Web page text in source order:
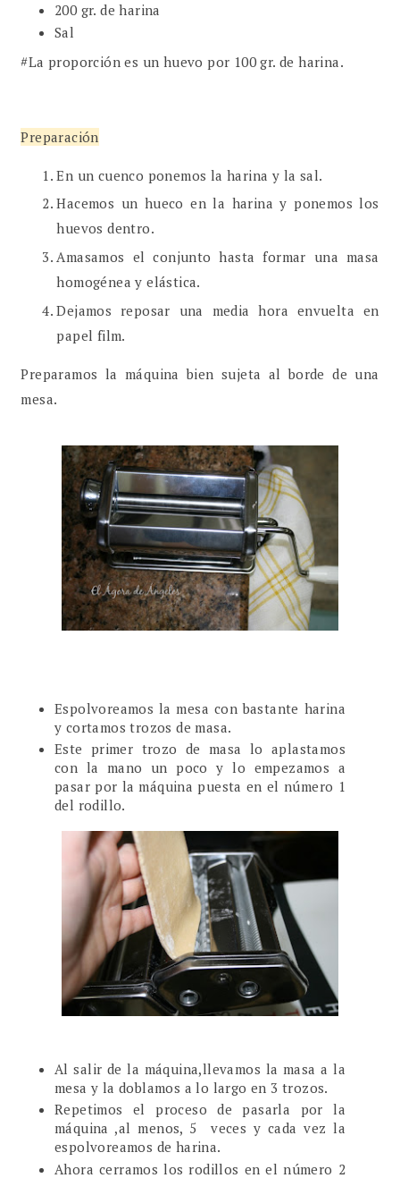
200 gr. de harina
Sal
#La proporción es un huevo por 100 gr. de harina.
Preparación
En un cuenco ponemos la harina y la sal.
Hacemos un hueco en la harina y ponemos los
huevos dentro.
Amasamos el conjunto hasta formar una masa
homogénea y elástica.
Dejamos reposar una media hora envuelta en
papel film.
Preparamos la máquina bien sujeta al borde de una
mesa.
Espolvoreamos la mesa con bastante harina
y cortamos trozos de masa.
Este primer trozo de masa lo aplastamos
con la mano un poco y lo empezamos a
pasar por la máquina puesta en el número 1
del rodillo.
Al salir de la máquina,llevamos la masa a la
mesa y la doblamos a lo largo en 3 trozos.
Repetimos el proceso de pasarla por la
máquina ,al menos, 5 veces y cada vez la
espolvoreamos de harina.
Ahora cerramos los rodillos en el número 2